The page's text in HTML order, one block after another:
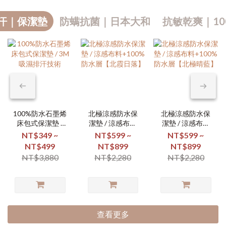
｜保潔墊 防螨抗菌｜日本大和 抗敏乾爽｜
100%防水石墨烯
床包式保潔墊 /
3M吸濕排汗技術
NT$349 ~
NT$499
NT$3,880
北極涼感防水保
潔墊 / 涼感布料
+100%防水層
【北霞日落】
NT$599 ~
NT$899
NT$2,280
北極涼感防水保
潔墊 / 涼感布料
+100%防水層
【北極晴藍】
NT$599 ~
NT$899
NT$2,280
查看更多